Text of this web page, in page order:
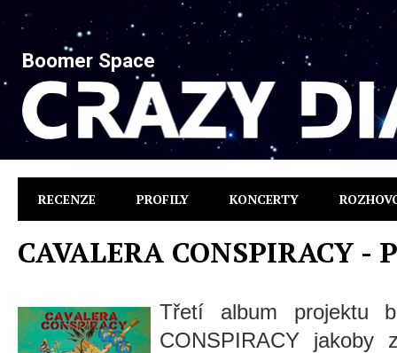
Boomer Space
RECENZE PROFILY KONCERTY
CAVALERA CONSPIRACY
Třetí album projektu
CONSPIRACY jakoby